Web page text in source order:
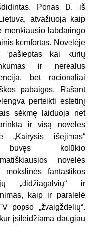
Ponas D. iš
atvažiuoja kaip
menkiausio labdaringo
komfortas. Novelėje
pašieptas kai kurių
ir nerealus
bet racionaliai
pabaigos. Rašant
perteikti estetinį
sėkmę laiduoja net
ir visą novelės
„Kairysis išėjimas“
buvęs kolūkio
novelės
mokslinės fantastikos
„didžiagalvių“ ir
kaip ir paralelė
popso „žvaigždelių“.
įsileidžiama daugiau